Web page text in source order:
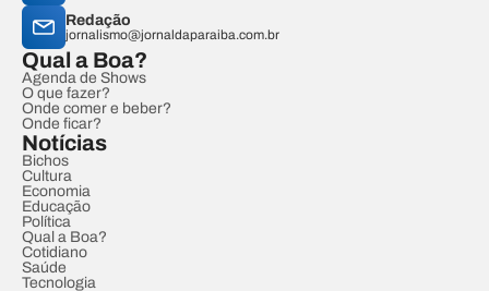
Redação
jornalismo@jornaldaparaiba.com.br
Qual a Boa?
Agenda de Shows
O que fazer?
Onde comer e beber?
Onde ficar?
Notícias
Bichos
Cultura
Economia
Educação
Política
Qual a Boa?
Cotidiano
Saúde
Tecnologia